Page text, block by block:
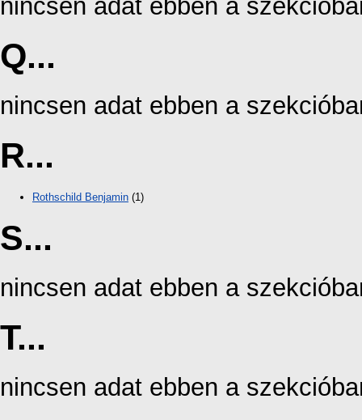
nincsen adat ebben a
Q...
nincsen adat ebben a
R...
Rothschild Benjamin (1)
S...
nincsen adat ebben a
T...
nincsen adat ebben a